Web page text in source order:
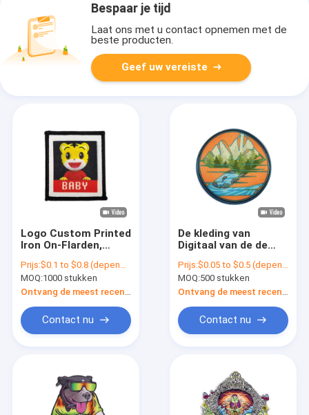
Bespaar je tijd
Laat ons met u contact opnemen met de
beste producten.
Geef uw vereiste
Logo Custom Printed
Iron On-Flarden,
voor Jasjes
Prijs:$0.1 to $0.8 (depends on the design and order quantity)
MOQ:1000 stukken
Contact nu
De kleding van
Digitaal van de de
Drukflarden de
Sublimatieijzer op
Flarden
Prijs:$0.05 to $0.5 (depends on the design and order quantity)
MOQ:500 stukken
Contact nu